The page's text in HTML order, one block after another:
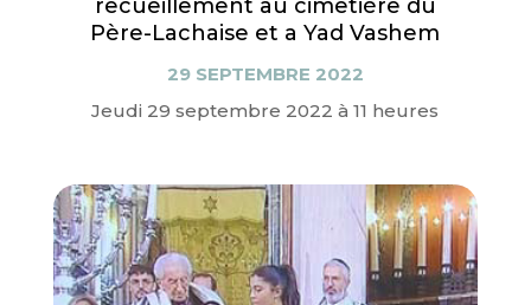
recueillement au cimetière du
Père-Lachaise et a Yad Vashem
29 SEPTEMBRE 2022
Jeudi 29 septembre 2022 à 11 heures